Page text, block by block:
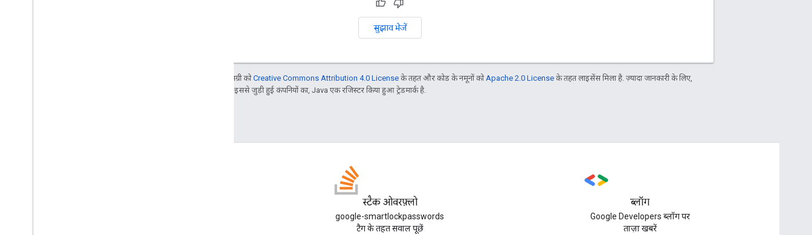
सुझाव भेजें
जब तक कुछ अलग से न बताया जाए, तब तक इस पेज की सामग्री कोCreative Commons Attribution 4.0 License के तहत और कोड के नमूनों को Apache 2.0 License के तहत लाइसेंस मिला है. ज़्यादा जानकारी के लिए,
देखें. Oracle और/या इससे जुड़ी हुई कंपनियों का, Java एक रजिस्टर किया हुआ ट्रेडमार्क है.
स्टैक ओवरफ़्लो
google-smartlockpasswords
टैग के तहत सवाल पूछें
ब्लॉग
Google Developers ब्लॉग पर
ताज़ा खबरें